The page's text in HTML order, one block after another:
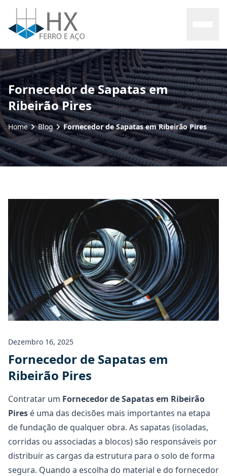
Home
Sobre nós
Produtos
Contato
Fornecedor de Sapatas em
Ribeirão Pires
Home Blog Fornecedor de Sapatas em Ribeirão Pires
Dezembro 16, 2025
Fornecedor de Sapatas em
Ribeirão Pires
Contratar um Fornecedor de Sapatasem Ribeirão
Pires é uma das decisões mais importantes na etapa
de fundação de qualquer obra. As sapatas (isoladas,
corridas ou associadas a blocos) são responsáveis por
distribuir as cargas da estrutura para o solo de forma
segura. Quando a escolha do material e do fornecedor